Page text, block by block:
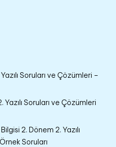
Soruları ve Çözümleri –
Yazılı Soruları ve Çözümleri
2. Dönem 2. Yazılı
Soruları